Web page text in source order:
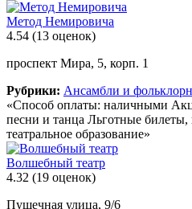
Метод Немировича
4.54 (13 оценок)
проспект Мира, 5, корп. 1
Рубрики: Ансамбли и
«Способ оплаты: наличными
песни и танца Льготные
театральное образование»
Волшебный театр
4.32 (19 оценок)
Пушечная улица, 9/6